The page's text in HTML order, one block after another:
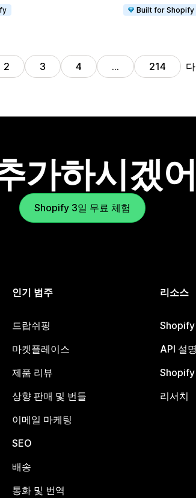
Built for Shopify
2 3 4 … 214
가하시겠
Shopify 3일 무료 체험
인기 범주
드랍쉬핑
마켓플레이스
제품 리뷰
상향 판매 및 번들
이메일 마케팅
SEO
배송
통화 및 번역
리소스
Shopify
API 설
Shopify
리서치